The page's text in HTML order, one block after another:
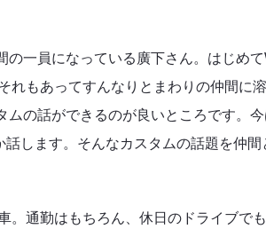
一員になっている廣下さん。はじめ
れもあってすんなりとまわりの仲間に
ムの話ができるのが良いところです。
します。そんなカスタムの話題を仲間
通勤はもちろん、休日のドライブで